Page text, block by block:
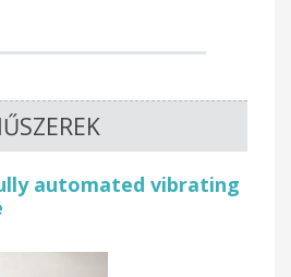
automated vibrating